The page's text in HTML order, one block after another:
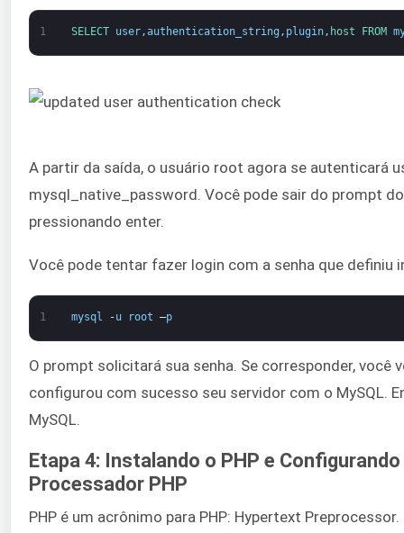
1 SELECT user,authentication_string , plugin, host FROM
A partir da saída, o usuário root agora se autenticará
mysql_native_password. Você pode sair do prompt
pressionando enter.
Você pode tentar fazer login com a senha que definiu
1 mysql -u root –p
O prompt solicitará sua senha. Se corresponder, você
configurou com sucesso seu servidor com o MySQL.
MySQL.
Etapa 4: Instalando o PHP e
Processador PHP
PHP é um acrônimo para PHP: Hypertext